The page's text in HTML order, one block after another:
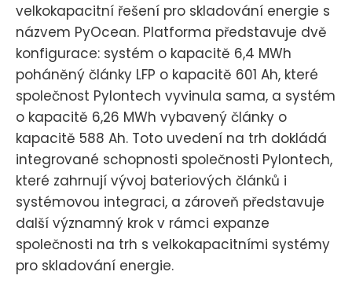
velkokapacitní řešení pro skladování energie s
názvem PyOcean. Platforma představuje dvě
konfigurace: systém o kapacitě 6,4 MWh
poháněný články LFP o kapacitě 601 Ah, které
společnost Pylontech vyvinula sama, a systém
o kapacitě 6,26 MWh vybavený články o
kapacitě 588 Ah. Toto uvedení na trh dokládá
integrované schopnosti společnosti Pylontech,
které zahrnují vývoj bateriových článků i
systémovou integraci, a zároveň představuje
další významný krok v rámci expanze
společnosti na trh s velkokapacitními systémy
pro skladování energie.